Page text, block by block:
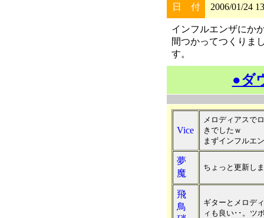
日 付 2006/01/24
インフルエンザにか
間つかってつくりま
す。
●ダ
Vice
メロディアスで
きでしたｗ
まずインフルエ
夢
魔
ちょっと更新し
飛
鳥
ギターとメロデ
ィも良い･･。ツ